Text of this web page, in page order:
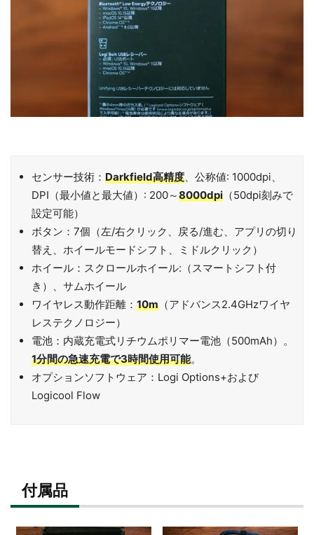
センサー技術： Darkfield高精度、公称値: 1000dpi、
DPI（最小値と最大値）: 200～8000dpi （50dpi刻みで
設定可能）
ボタン：7個（左/右クリック、戻る/進む、アプリの切り
替え、ホイールモードシフト、ミドルクリック）
ホイール：スクロールホイール:（スマートシフト付
き）、サムホイール
ワイヤレス動作距離： 10m （アドバンス2.4GHzワイヤ
レステクノロジー）
電池：内蔵充電式リチウムポリマー電池（500mAh）。
1分間の急速充電で3時間使用可能。
オプションソフトウェア：Logi Options+および
Logicool Flow
付属品